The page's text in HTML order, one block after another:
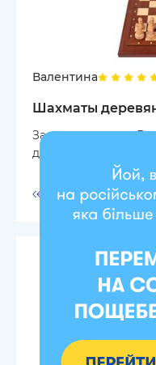
Валентина
Шахматы
Замовляла шахи.
доставка
Ответить